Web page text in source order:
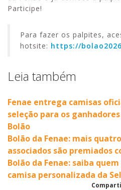
Participe!
Para fazer os palpites,
hotsite: https://
Leia também
Fenae entrega camisas
seleção para os
Bolão
Bolão da Fenae: mais
associados são premiados
Bolão da Fenae: saiba
camisa personalizada da